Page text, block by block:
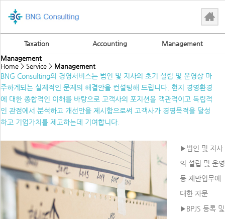
Taxation Accounting
Management
Management
Home > Service > Management
BNG Consulting의 경영서비스는 법인 및 지사의 초기 설립 및 운영상 마
주하게되는 실제적인 문제의 해결안을 컨설팅해 드립니다. 현지 경영환경
에 대한 종합적인 이해를 바탕으로 고객사의 포지션을 객관적이고 독립적
인 관점에서 분석하고 개선안을 제시함으로써 고객사가 경영목적을 달성
하고 기업가치를 제고하는데 기여합니다.
▶법인 및 지사
의 설립 및 운영
등 제반업무에
대한 자문
▶BPJS 등록 및